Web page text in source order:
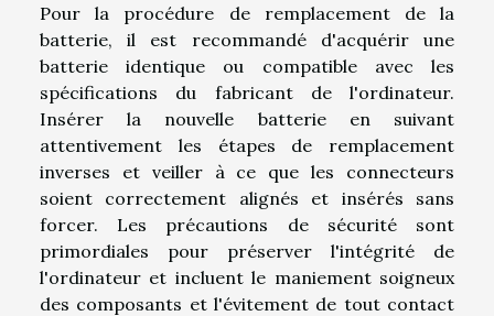
Pour la procédure de remplacement de la
batterie, il est recommandé d'acquérir une
batterie identique ou compatible avec les
spécifications du fabricant de l'ordinateur.
Insérer la nouvelle batterie en suivant
attentivement les étapes de remplacement
inverses et veiller à ce que les connecteurs
soient correctement alignés et insérés sans
forcer. Les précautions de sécurité sont
primordiales pour préserver l'intégrité de
l'ordinateur et incluent le maniement soigneux
des composants et l'évitement de tout contact